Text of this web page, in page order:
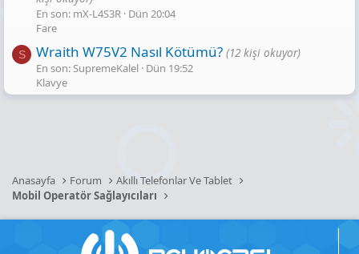
En son: mX-L4S3R
Dün 20:04
Fare
S Wraith W75V2 Nasıl Kötümü? (12 kişi okuyor)
En son: SupremeKalel Dün 19:52
Klavye
Anasayfa Forum
Akıllı Telefonlar Ve Tablet
Mobil Operatör Sağlayıcıları